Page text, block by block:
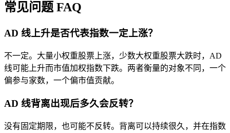
常见问题 FAQ
AD 线上升是否代表指数一定上涨？
不一定。大量小权重股票上涨，少数大权重股票大跌时，AD
线可能上升而市值加权指数下跌。两者衡量的对象不同，一个
偏参与家数，一个偏市值贡献。
AD 线背离出现后多久会反转？
没有固定期限，也可能不反转。背离可以持续很久，并在指数